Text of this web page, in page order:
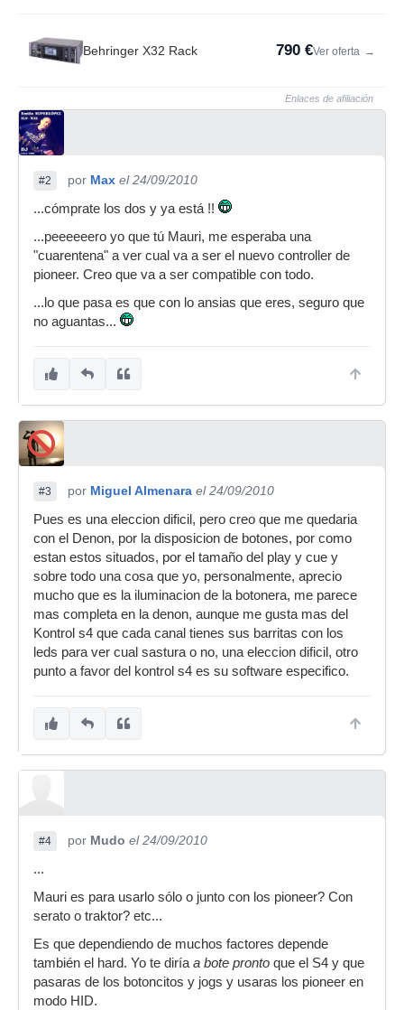
Behringer X32 Rack 790 €Ver oferta →
Enlaces de afiliación
#2 por Max el 24/09/2010
...cómprate los dos y ya está !!
...peeeeeero yo que tú Mauri, me esperaba una
"cuarentena" a ver cual va a ser el nuevo controller de
pioneer. Creo que va a ser compatible con todo.
...lo que pasa es que con lo ansias que eres, seguro que
no aguantas...
#3 por Miguel Almenara el 24/09/2010
Pues es una eleccion dificil, pero creo que me quedaria
con el Denon, por la disposicion de botones, por como
estan estos situados, por el tamaño del play y cue y
sobre todo una cosa que yo, personalmente, aprecio
mucho que es la iluminacion de la botonera, me parece
mas completa en la denon, aunque me gusta mas del
Kontrol s4 que cada canal tienes sus barritas con los
leds para ver cual sastura o no, una eleccion dificil, otro
punto a favor del kontrol s4 es su software especifico.
#4 por Mudo el 24/09/2010
...
Mauri es para usarlo sólo o junto con los pioneer? Con
serato o traktor? etc...
Es que dependiendo de muchos factores depende
también el hard. Yo te diría a bote pronto que el S4 y que
pasaras de los botoncitos y jogs y usaras los pioneer en
modo HID.